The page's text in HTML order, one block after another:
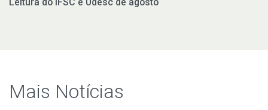
Mais Notí­cias